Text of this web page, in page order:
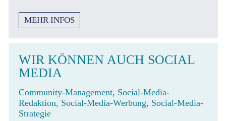
MEHR INFOS
WIR KÖNNEN AUCH SOCIAL
MEDIA
Community-Management, Social-Media-
Redaktion, Social-Media-Werbung, Social-Media-
Strategie